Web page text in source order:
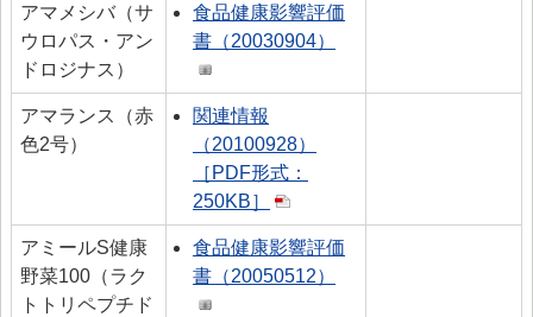
アマメシバ（サ
ウロパス・アン
ドロジナス）
食品健康影響評価
書（20030904）
アマランス（赤
色2号）
関連情報
（20100928）
［PDF形式：
250KB］
アミールS健康
野菜100（ラク
トトリペプチド
食品健康影響評価
書（20050512）